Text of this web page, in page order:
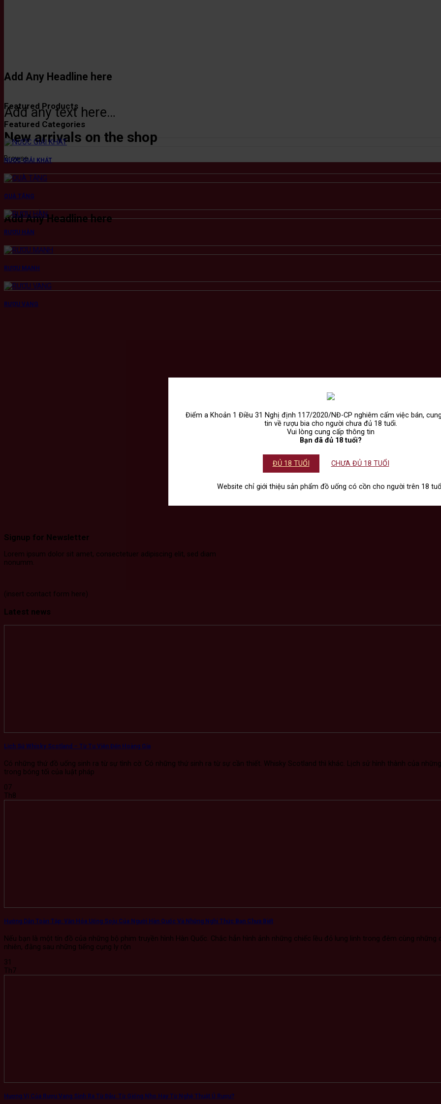
Điểm a Khoản 1 Điều 31 Nghị định 117/2020/NĐ-CP nghiêm cấm việc bán,
tin về rượu bia cho người chưa đủ 18 tuổi.
Vui lòng cung cấp thông tin
Bạn đã đủ 18 tuổi?
ĐỦ 18 TUỔI CHƯA ĐỦ 18 TUỔI
Website chỉ giới thiệu sản phẩm đồ uống có cồn cho người trên 18
Add any text here…
New arrivals on the shop
Browse
Add Any Headline here
Add Any Headline here
Featured Products
Featured Categories
NƯỚC GIẢI KHÁT
QUÀ TẶNG
RƯỢU HÀN
RƯỢU MẠNH
RƯỢU VANG
Signup for Newsletter
Lorem ipsum dolor sit amet, consectetuer adipiscing elit, sed diam
nonumm.
(insert contact form here)
Latest news
Lịch Sử Whisky Scotland – Từ Tu Viện Đến Hoàng Gia
Có những thứ đồ uống sinh ra từ sự tình cờ. Có những thứ sinh ra từ sự cần thiết. Whisky Scotland thì khác. Lịch sử hình thành của
trong bóng tối của luật pháp
07
Th8
Hướng Dẫn Toàn Tập: Văn Hóa Uống Soju Của Người Hàn Quốc Và Những Nghi Thức Bạn Chưa Biết
Nếu bạn là một tín đồ của những bộ phim truyền hình Hàn Quốc. Chắc hẳn hình ảnh những chiếc lều đỏ lung linh trong đêm cùng
nhiên, đằng sau những tiếng cụng ly rộn
31
Th7
Hương Vị Của Rượu Vang Sinh Ra Từ Đâu: Từ Giống Nho Hay Từ Nghệ Thuật Ủ Rượu?